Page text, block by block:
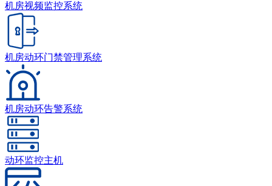
机房视频监控系统
机房动环门禁管理系统
机房动环告警系统
动环监控主机